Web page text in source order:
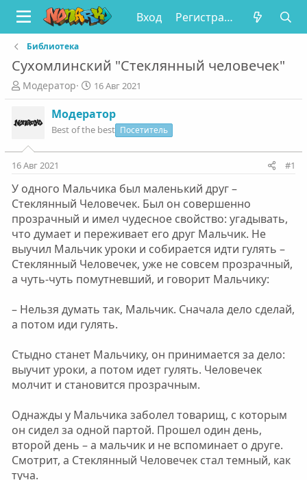
Вход Регистрация
Библиотека
Сухомлинский "Стеклянный человечек"
А
в
о
т
е
ы
Модератор
Д
а
т
а
н
а
л
а
16 Авг 2021
Модератор
Best of the best Посетитель
16 Авг 2021 #1
У одного Мальчика был маленький друг –
Стеклянный Человечек. Был он совершенно
прозрачный и имел чудесное свойство: угадывать,
что думает и переживает его друг Мальчик. Не
выучил Мальчик уроки и собирается идти гулять –
Стеклянный Человечек, уже не совсем прозрачный,
а чуть-чуть помутневший, и говорит Мальчику:
– Нельзя думать так, Мальчик. Сначала дело сделай,
а потом иди гулять.
Стыдно станет Мальчику, он принимается за дело:
выучит уроки, а потом идет гулять. Человечек
молчит и становится прозрачным.
Однажды у Мальчика заболел товарищ, с которым
он сидел за одной партой. Прошел один день,
второй день – а мальчик и не вспоминает о друге.
Смотрит, а Стеклянный Человечек стал темный, как
туча.